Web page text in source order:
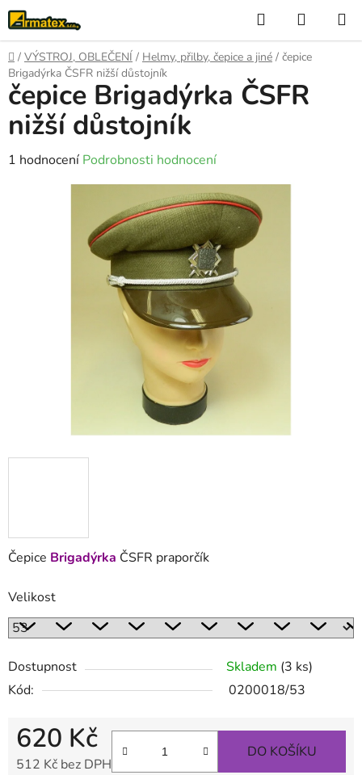
Přejít
na
obsah
Hledat
KOŠÍK
Domů
/ VÝSTROJ, OBLEČENÍ / Helmy, přilby, čepice a jiné / čepice
Brigadýrka ČSFR nižší důstojník
Čepice Brigadýrka ČSFR praporčík
Velikost
Dostupnost Skladem (3 ks)
Kód:
0200018/53
620 Kč
512 Kč bez DPH
DO KOŠÍKU
čepice Brigadýrka ČSFR
nižší důstojník
Průměrné
1 hodnocení Podrobnosti hodnocení